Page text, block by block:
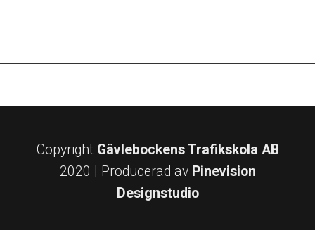
Copyright Gävlebockens Trafikskola AB
2020 | Producerad av Pinevision
Designstudio